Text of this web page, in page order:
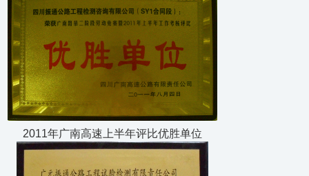
2011年广南高速上半年评比优胜单位